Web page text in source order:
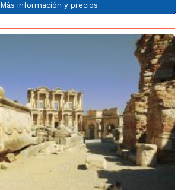
Más información y precios